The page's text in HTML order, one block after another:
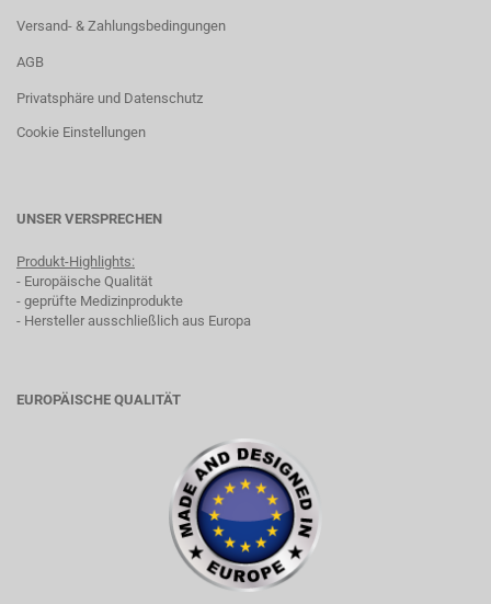
Versand- & Zahlungsbedingungen
AGB
Privatsphäre und Datenschutz
Cookie Einstellungen
UNSER VERSPRECHEN
Produkt-Highlights:
- Europäische Qualität
- geprüfte Medizinprodukte
- Hersteller ausschließlich aus Europa
EUROPÄISCHE QUALITÄT